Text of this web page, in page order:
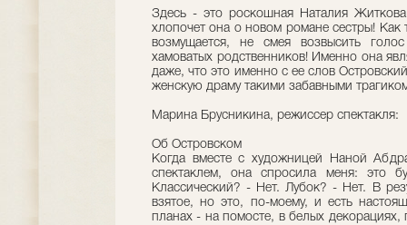
Здесь - это роскошная Наталия
хлопочет она о новом романе сестры! Как
возмущается, не смея возвысить
хамоватых родственников! Именно она
даже, что это именно с ее слов
женскую драму такими забавными
Марина Брусникина, режиссер спектакля:
Об Островском
Когда вместе с художницей Наной
спектаклем, она спросила меня: это
Классический? - Нет. Лубок? - Нет. В
взятое, но это, по-моему, и есть
планах - на помосте, в белых декорациях,